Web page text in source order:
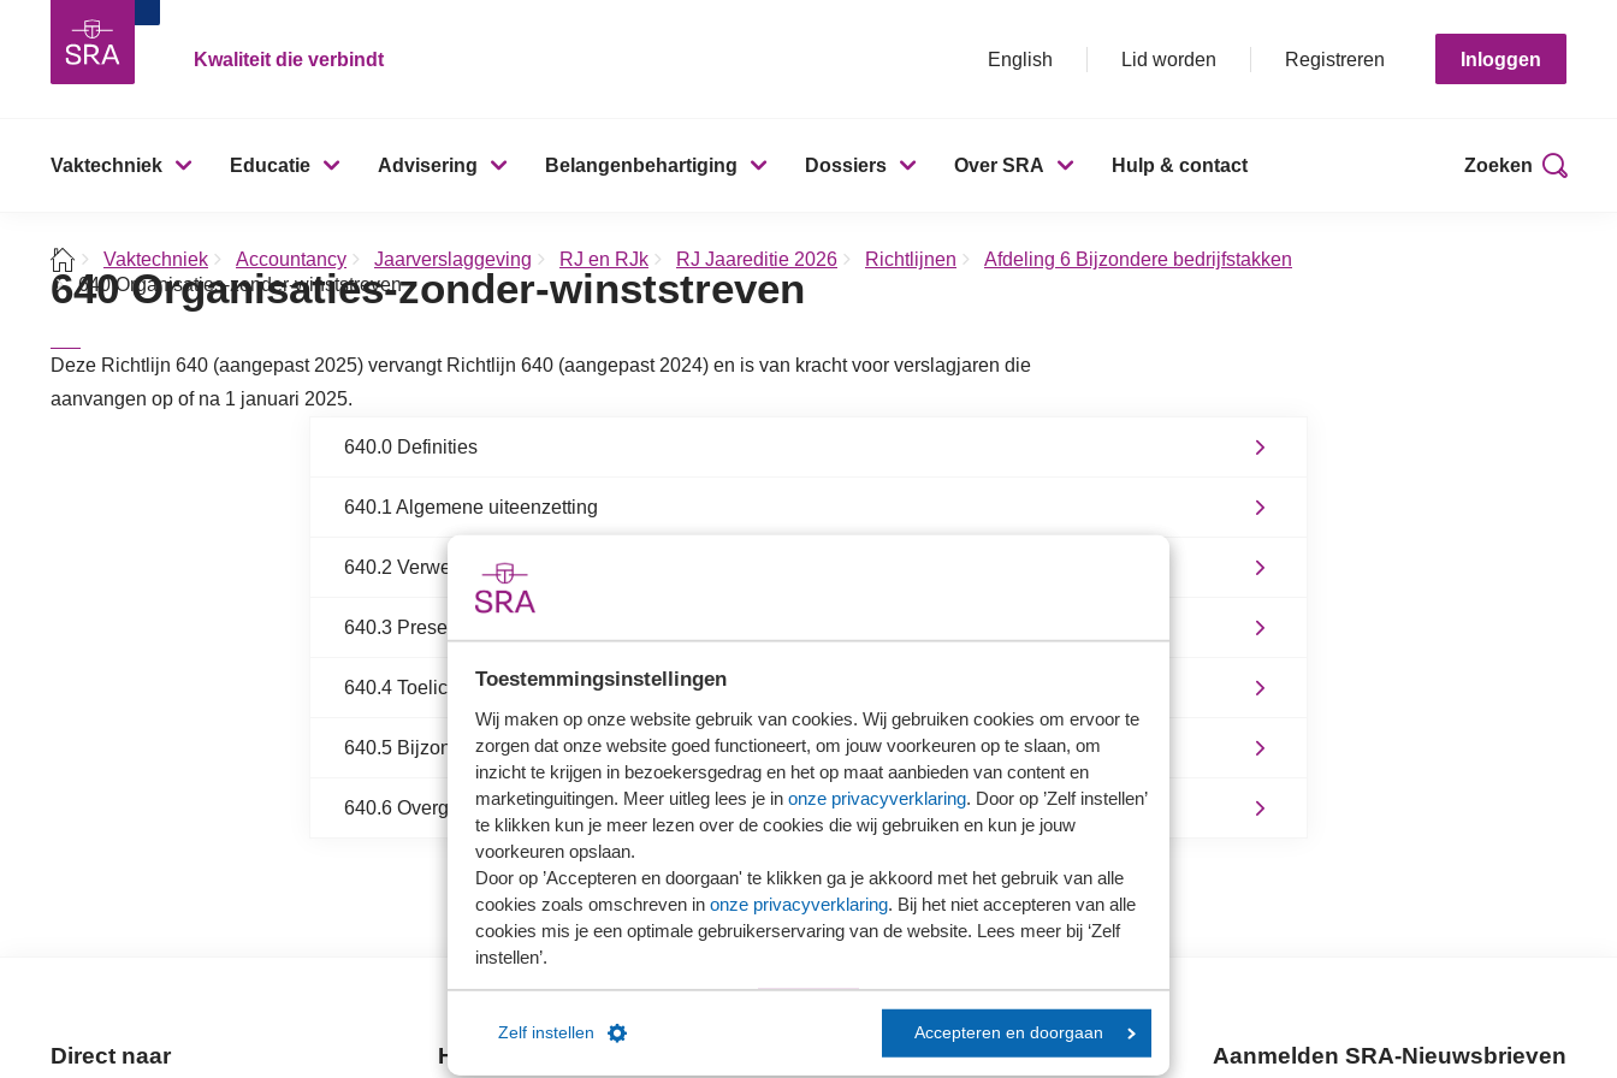
Toestemmingsinstellingen
Wij maken op onze website gebruik van cookies. Wij gebruiken cookies om ervoor te
zorgen dat onze website goed functioneert, om jouw voorkeuren op te slaan, om
inzicht te krijgen in bezoekersgedrag en het op maat aanbieden van content en
marketinguitingen. Meer uitleg lees je in onze privacyverklaring. Door op ’Zelf instellen’
te klikken kun je meer lezen over de cookies die wij gebruiken en kun je jouw
voorkeuren opslaan.
Door op ’Accepteren en doorgaan' te klikken ga je akkoord met het gebruik van alle
cookies zoals omschreven in onze privacyverklaring. Bij het niet accepteren van alle
cookies mis je een optimale gebruikerservaring van de website. Lees meer bij ‘Zelf
instellen’.
Zelf instellen Accepteren en doorgaan
Kwaliteit die verbindt English Lid worden Registreren Inloggen
Vaktechniek Educatie Advisering Belangenbehartiging Dossiers Over SRA Hulp & contact Zoeken
Vaktechniek Accountancy Jaarverslaggeving RJ en RJk RJ Jaareditie 2026 Richtlijnen
Afdeling 6 Bijzondere bedrijfstakken
640 Organisaties-zonder-winststreven
640 Organisaties-zonder-winststreven
Deze Richtlijn 640 (aangepast 2025) vervangt Richtlijn 640 (aangepast 2024) en is van kracht voor verslagjaren die
aanvangen op of na 1 januari 2025.
640.0 Definities
640.1 Algemene uiteenzetting
640.2 Verwerking en waardering
640.3 Presentatie
640.4 Toelichting
640.5 Bijzondere onderwerpen
640.6 Overgangsbepalingen
Direct naar Handige links Contact Aanmelden SRA-Nieuwsbrieven